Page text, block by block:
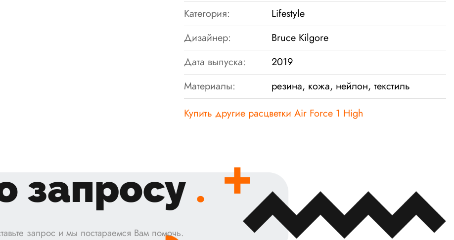
Категория:
Lifestyle
Дизайнер:
Bruce Kilgore
Дата выпуска:
2019
Материалы:
резина, кожа, нейлон, текстиль
Купить другие расцветки Air Force 1 High
запросу .
запрос и мы постараемся Вам помочь.